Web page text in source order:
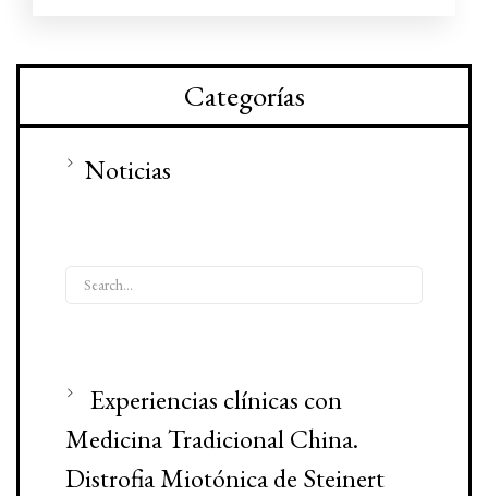
Categorías
Noticias
Experiencias clínicas con
Medicina Tradicional China.
Distrofia Miotónica de Steinert